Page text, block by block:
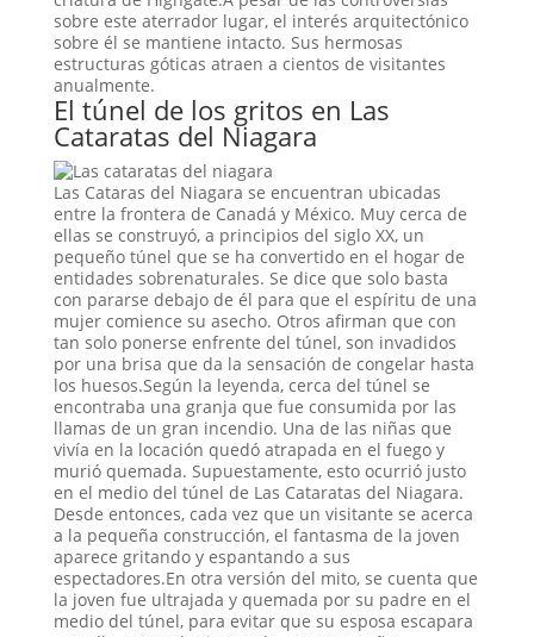
sobre este aterrador lugar, el interés arquitectónico
sobre él se mantiene intacto. Sus hermosas
estructuras góticas atraen a cientos de visitantes
anualmente.
El túnel de los gritos en Las
Cataratas del Niagara
Las Cataras del Niagara se encuentran ubicadas
entre la frontera de Canadá y México. Muy cerca de
ellas se construyó, a principios del siglo XX, un
pequeño túnel que se ha convertido en el hogar de
entidades sobrenaturales. Se dice que solo basta
con pararse debajo de él para que el espíritu de una
mujer comience su asecho. Otros afirman que con
tan solo ponerse enfrente del túnel, son invadidos
por una brisa que da la sensación de congelar hasta
los huesos.Según la leyenda, cerca del túnel se
encontraba una granja que fue consumida por las
llamas de un gran incendio. Una de las niñas que
vivía en la locación quedó atrapada en el fuego y
murió quemada. Supuestamente, esto ocurrió justo
en el medio del túnel de Las Cataratas del Niagara.
Desde entonces, cada vez que un visitante se acerca
a la pequeña construcción, el fantasma de la joven
aparece gritando y espantando a sus
espectadores.En otra versión del mito, se cuenta que
la joven fue ultrajada y quemada por su padre en el
medio del túnel, para evitar que su esposa escapara